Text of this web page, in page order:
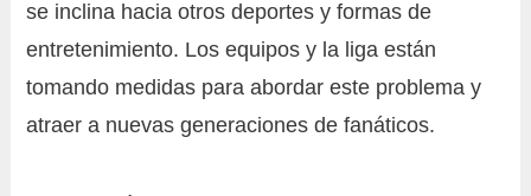
se inclina hacia otros deportes y formas de
entretenimiento. Los equipos y la liga están
tomando medidas para abordar este problema y
atraer a nuevas generaciones de fanáticos.